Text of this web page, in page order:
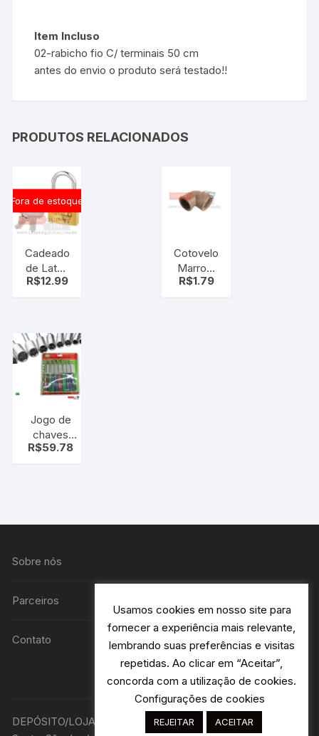
Item Incluso
02-rabicho fio C/ terminais 50 cm
antes do envio o produto será testado!!
PRODUTOS RELACIONADOS
Fora de estoque
Cadeado
de Latão
Maciço
R$12.99
Cotovelo
Marrom
3/4 com
R$1.79
Jogo de
chaves
canhão 7
R$59.78
Sobre nós
Parceiros
Contato
DEPÓSITO/LOJA R. Avião Bandeirantes 115 H2- Jardim
Usamos cookies em nosso site para
fornecer a experiência mais relevante,
lembrando suas preferências e visitas
repetidas. Ao clicar em “Aceitar”,
concorda com a utilização de cookies.
Configurações de cookies
REJEITAR ACEITAR